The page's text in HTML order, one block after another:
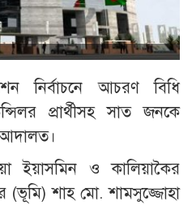
নির্বাচনে আচরণ বিধি
প্রার্থীসহ সাত জনকে
আদালত।
ইয়াসমিন ও কালিয়াকৈর
(ভূমি) শাহ মো. শামসুজ্জোহা